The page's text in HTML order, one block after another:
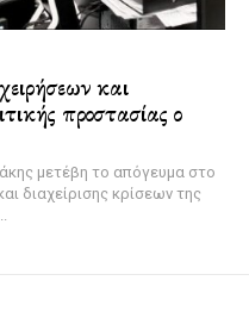
και
προστασίας ο
μετέβη το απόγευμα στο
διαχείρισης κρίσεων της